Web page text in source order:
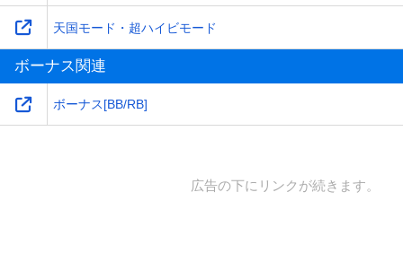
天国モード・超ハイビモード
ボーナス関連
ボーナス[BB/RB]
広告の下にリンクが続きます。